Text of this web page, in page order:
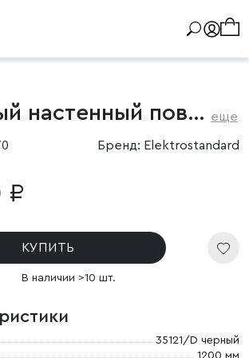
Уличный настенный поворотный светильник Argos 3000K черный еще
Бренд: Elektrostandard
₽
КУПИТЬ
В наличии >10 шт.
35121/D черный
1200 мм